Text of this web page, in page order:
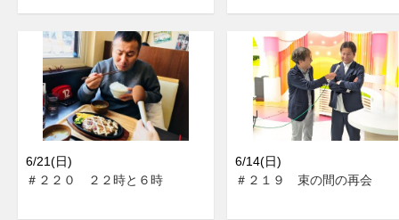
6/21(日)
＃２２０ ２２時と６時
6/14(日)
＃２１９ 束の間の再会